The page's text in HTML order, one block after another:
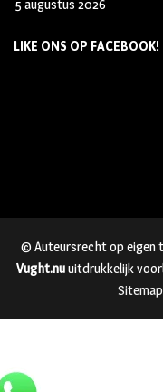
5 augustus 2026
LIKE ONS OP FACEBOOK!
© Auteursrecht op eigen
Vught.nuuitdrukkelijk
Sitemap